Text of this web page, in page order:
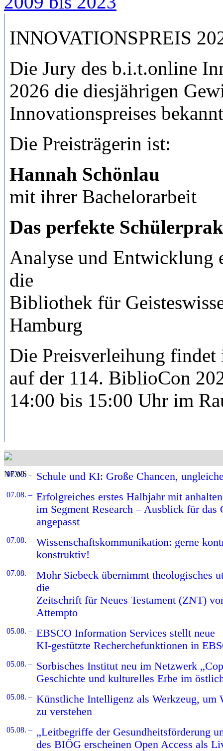
INNOVATIONSPREIS
Die Jury des b.i.t.online
2026 die diesjährigen
Innovationspreises
Die Preisträgerin ist:
Hannah Schönlau
mit ihrer Bachelorarbeit
Das perfekte
Analyse und Entwicklung
die
Bibliothek für
Hamburg
Die Preisverleihung findet
auf der 114. BiblioCon
14:00 bis 15:00 Uhr im
NEWS
07.08. – Schule und KI: Große Chancen,
07.08. – Erfolgreiches erstes Halbjahr mit
im Segment Research – Ausblick für das
angepasst
07.08. – Wissenschaftskommunikation: gerne
konstruktiv!
07.08. – Mohr Siebeck übernimmt theologisches
die
Zeitschrift für Neues Testament (ZNT)
Attempto
05.08. – EBSCO Information Services stellt neue
KI-gestützte Recherchefunktionen in
05.08. – Sorbisches Institut neu im Netzwerk
Geschichte und kulturelles Erbe im
05.08. – Künstliche Intelligenz als Werkzeug, um
zu verstehen
05.08. – „Leitbegriffe der Gesundheitsförderung
des BIÖG erscheinen Open Access als